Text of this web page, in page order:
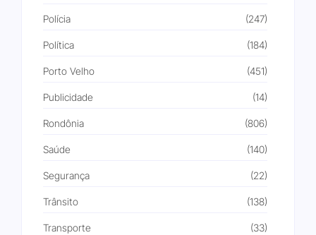
Polícia (247)
Política (184)
Porto Velho (451)
Publicidade (14)
Rondônia (806)
Saúde (140)
Segurança (22)
Trânsito (138)
Transporte (33)